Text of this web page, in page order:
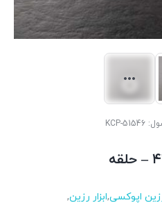
KCP-51546
اپوکسی,ابزار رزین,